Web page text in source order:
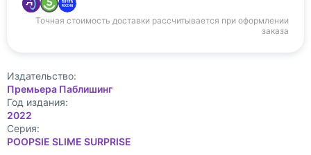
Точная стоимость доставки рассчитывается при оформлении
заказа
Издательство:
Премьера Паблишинг
Год издания:
2022
Cерия:
POOPSIE SLIME SURPRISE